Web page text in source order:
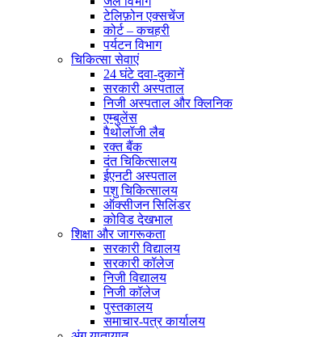
टेलिफ़ोन एक्सचेंज
कोर्ट – कचहरी
पर्यटन विभाग
चिकित्सा सेवाएं
24 घंटे दवा-दुकानें
सरकारी अस्पताल
निजी अस्पताल और क्लिनिक
एम्बुलेंस
पैथोलॉजी लैब
रक्त बैंक
दंत चिकित्सालय
ईएनटी अस्पताल
पशु चिकित्सालय
ऑक्सीजन सिलिंडर
कोविड देखभाल
शिक्षा और जागरूकता
सरकारी विद्यालय
सरकारी कॉलेज
निजी विद्यालय
निजी कॉलेज
पुस्तकालय
समाचार-पत्र कार्यालय